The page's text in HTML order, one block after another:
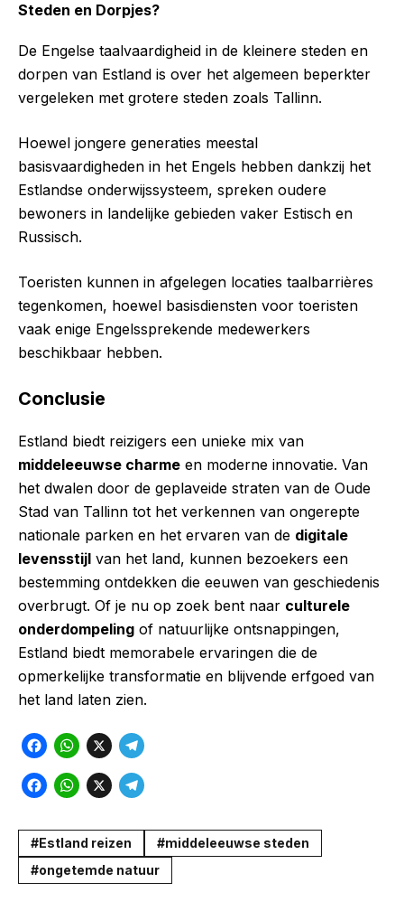
Steden en Dorpjes?
De Engelse taalvaardigheid in de kleinere steden en
dorpen van Estland is over het algemeen beperkter
vergeleken met grotere steden zoals Tallinn.
Hoewel jongere generaties meestal
basisvaardigheden in het Engels hebben dankzij het
Estlandse onderwijssysteem, spreken oudere
bewoners in landelijke gebieden vaker Estisch en
Russisch.
Toeristen kunnen in afgelegen locaties taalbarrières
tegenkomen, hoewel basisdiensten voor toeristen
vaak enige Engelssprekende medewerkers
beschikbaar hebben.
Conclusie
Estland biedt reizigers een unieke mix van
middeleeuwse charme en moderne innovatie. Van
het dwalen door de geplaveide straten van de Oude
Stad van Tallinn tot het verkennen van ongerepte
nationale parken en het ervaren van de digitale
levensstijl van het land, kunnen bezoekers een
bestemming ontdekken die eeuwen van geschiedenis
overbrugt. Of je nu op zoek bent naar culturele
onderdompeling of natuurlijke ontsnappingen,
Estland biedt memorabele ervaringen die de
opmerkelijke transformatie en blijvende erfgoed van
het land laten zien.
F
a
c
e
b
o
W
h
a
t
s
A
X
T
e
l
e
g
r
F
c
e
W
a
t
X
T
l
e
Estland reizen
middeleeuwse steden
ongetemde natuur